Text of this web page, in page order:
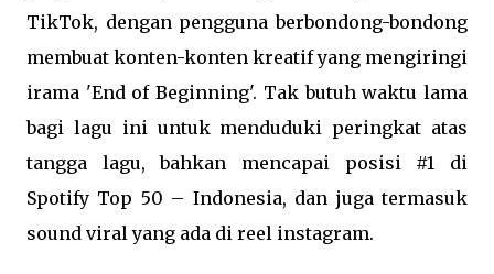
TikTok, dengan pengguna berbondong-bondong
membuat konten-konten kreatif yang mengiringi
irama 'End of Beginning'. Tak butuh waktu lama
bagi lagu ini untuk menduduki peringkat atas
tangga lagu, bahkan mencapai posisi #1 di
Spotify Top 50 – Indonesia, dan juga termasuk
sound viral yang ada di reel instagram.